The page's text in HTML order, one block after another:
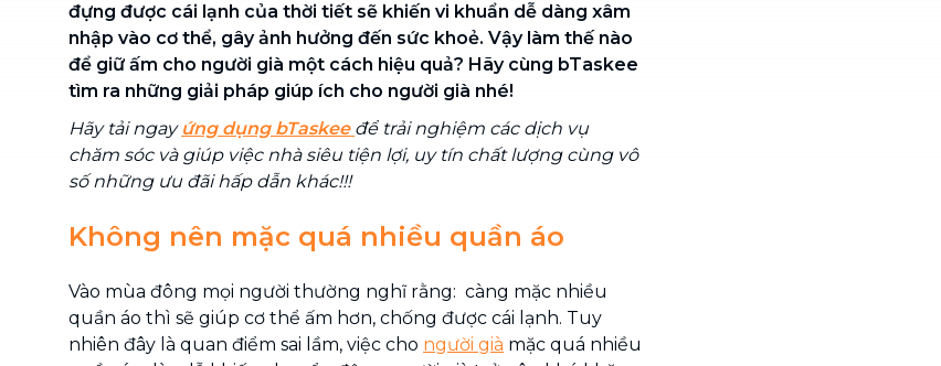
đựng được cái lạnh của thời tiết sẽ khiến vi khuẩn dễ dàng xâm
nhập vào cơ thể, gây ảnh hưởng đến sức khoẻ. Vậy làm thế nào
để giữ ấm cho người già một cách hiệu quả? Hãy cùng bTaskee
tìm ra những giải pháp giúp ích cho người già nhé!
Hãy tải ngay ứng dụng bTaskee để trải nghiệm các dịch vụ
chăm sóc và giúp việc nhà siêu tiện lợi, uy tín chất lượng cùng vô
số những ưu đãi hấp dẫn khác!!!
Không nên mặc quá nhiều quần áo
Vào mùa đông mọi người thường nghĩ rằng: càng mặc nhiều
quần áo thì sẽ giúp cơ thể ấm hơn, chống được cái lạnh. Tuy
nhiên đây là quan điểm sai lầm, việc cho người già mặc quá nhiều